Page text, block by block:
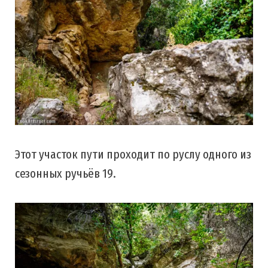
Этот участок пути проходит по руслу одного из
сезонных ручьёв 19.